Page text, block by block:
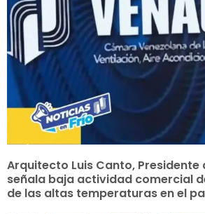
Arquitecto Luis Canto, Presidente
señala baja actividad comercial
de las altas temperaturas en el